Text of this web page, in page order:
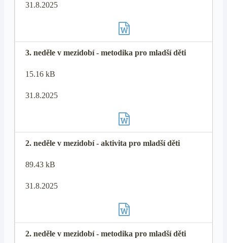
31.8.2025
3. neděle v mezidobí - metodika pro mladší děti
15.16 kB
31.8.2025
2. neděle v mezidobí - aktivita pro mladší děti
89.43 kB
31.8.2025
2. neděle v mezidobí - metodika pro mladší děti